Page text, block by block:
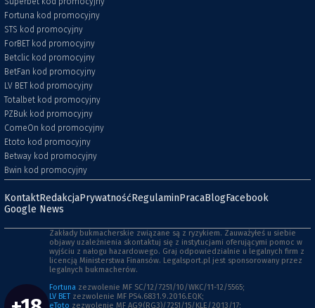
Fortuna kod promocyjny
STS kod promocyjny
ForBET kod promocyjny
Betclic kod promocyjny
BetFan kod promocyjny
LV BET kod promocyjny
Totalbet kod promocyjny
PZBuk kod promocyjny
ComeOn kod promocyjny
Etoto kod promocyjny
Betway kod promocyjny
Bwin kod promocyjny
KontaktRedakcjaPrywatnośćRegulaminPracaBlogFacebook
Google News
Zakłady bukmacherskie związane są z ryzykiem. Zauważyłeś u siebie
objawy uzależnienia skontaktuj się z instytucjami oferującymi pomoc w
wyjściu z nałogu hazardowego. Graj odpowiedzialnie u legalnych firm z
licencją Ministerstwa Finansów. Legalsport.pl jest sponsorowany przez
legalnych bukmacherów.
Fortuna zezwolenie MF SC/12/7251/10/WKC/11-12/5565;
LV BET zezwolenie MF PS4.6831.9.2016.EQK;
eToto zezwolenie MF AG9(RG3)/7251/15/KLE/2013/17;